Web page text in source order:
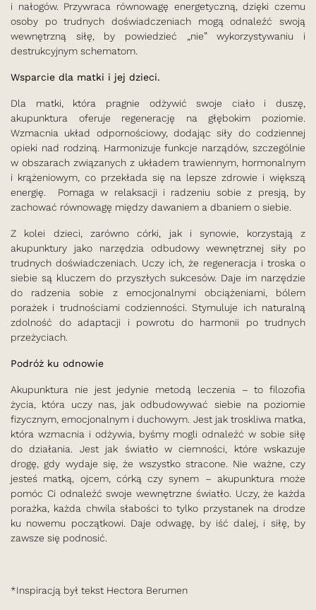
i nałogów. Przywraca równowagę energetyczną, dzięki czemu
osoby po trudnych doświadczeniach mogą odnaleźć swoją
wewnętrzną siłę, by powiedzieć „nie” wykorzystywaniu i
destrukcyjnym schematom.
Wsparcie dla matki i jej dzieci.
Dla matki, która pragnie odżywić swoje ciało i duszę,
akupunktura oferuje regenerację na głębokim poziomie.
Wzmacnia układ odpornościowy, dodając siły do codziennej
opieki nad rodziną. Harmonizuje funkcje narządów, szczególnie
w obszarach związanych z układem trawiennym, hormonalnym
i krążeniowym, co przekłada się na lepsze zdrowie i większą
energię. Pomaga w relaksacji i radzeniu sobie z presją, by
zachować równowagę między dawaniem a dbaniem o siebie.
Z kolei dzieci, zarówno córki, jak i synowie, korzystają z
akupunktury jako narzędzia odbudowy wewnętrznej siły po
trudnych doświadczeniach. Uczy ich, że regeneracja i troska o
siebie są kluczem do przyszłych sukcesów. Daje im narzędzie
do radzenia sobie z emocjonalnymi obciążeniami, bólem
porażek i trudnościami codzienności. Stymuluje ich naturalną
zdolność do adaptacji i powrotu do harmonii po trudnych
przeżyciach.
Podróż ku odnowie
Akupunktura nie jest jedynie metodą leczenia – to filozofia
życia, która uczy nas, jak odbudowywać siebie na poziomie
fizycznym, emocjonalnym i duchowym. Jest jak troskliwa matka,
która wzmacnia i odżywia, byśmy mogli odnaleźć w sobie siłę
do działania. Jest jak światło w ciemności, które wskazuje
drogę, gdy wydaje się, że wszystko stracone. Nie ważne, czy
jesteś matką, ojcem, córką czy synem – akupunktura może
pomóc Ci odnaleźć swoje wewnętrzne światło. Uczy, że każda
porażka, każda chwila słabości to tylko przystanek na drodze
ku nowemu początkowi. Daje odwagę, by iść dalej, i siłę, by
zawsze się podnosić.
*Inspiracją był tekst Hectora Berumen